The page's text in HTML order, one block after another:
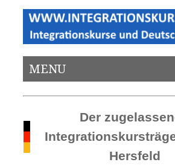
MENU
Der
Hersfeld